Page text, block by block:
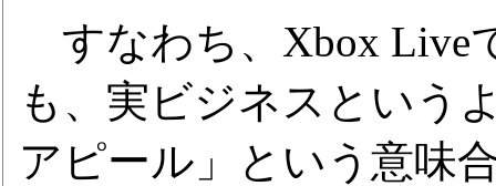
すなわち、Xbox Live
も、実ビジネスという
アピール」という意味